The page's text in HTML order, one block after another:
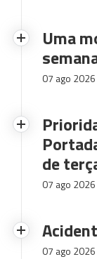
Uma
07 ago 2026
de
07 ago 2026
07 ago 2026